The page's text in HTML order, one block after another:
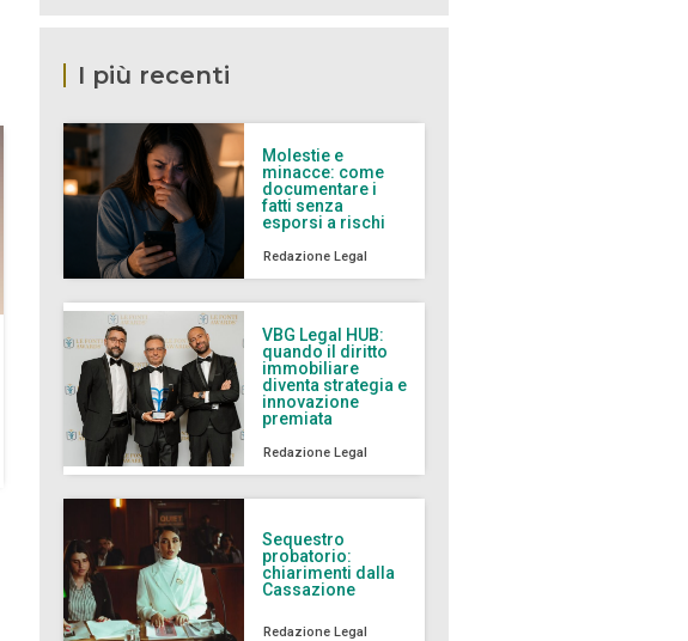
I più recenti
Molestie e
minacce: come
documentare i
fatti senza
esporsi a rischi
Redazione Legal
VBG Legal HUB:
quando il diritto
immobiliare
diventa strategia e
innovazione
premiata
Redazione Legal
Sequestro
probatorio:
chiarimenti dalla
Cassazione
Redazione Legal